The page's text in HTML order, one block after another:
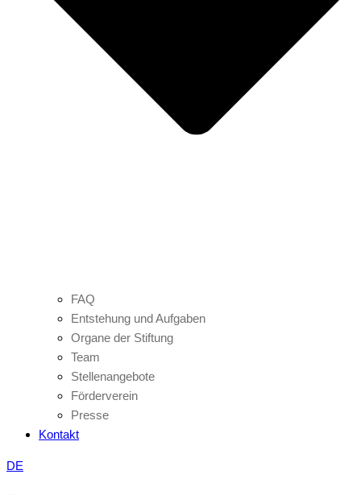
FAQ
Entstehung und Aufgaben
Organe der Stiftung
Team
Stellenangebote
Förderverein
Presse
Kontakt
DE